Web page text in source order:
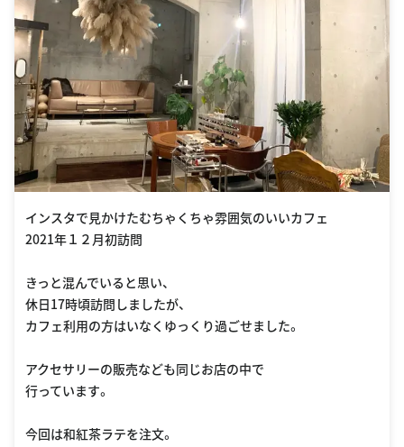
インスタで見かけたむちゃくちゃ雰囲気のいいカフェ
2021年１２月初訪問
きっと混んでいると思い、
休日17時頃訪問しましたが、
カフェ利用の方はいなくゆっくり過ごせました。
アクセサリーの販売なども同じお店の中で
行っています。
今回は和紅茶ラテを注文。